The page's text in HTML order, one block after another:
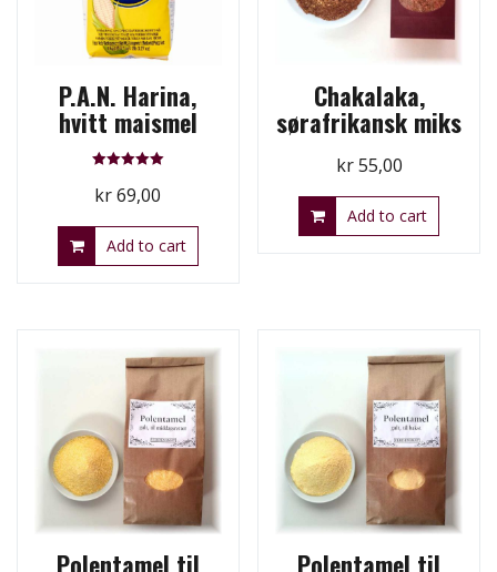
P.A.N. Harina,
hvitt maismel
5.00
out of 5
kr69,00
Add to cart
Chakalaka,
sørafrikansk miks
kr55,00
Add to cart
Polentamel til Polentamel til